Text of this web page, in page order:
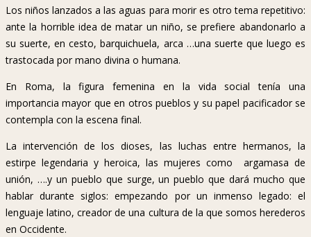
Los niños lanzados a las aguas para morir es otro tema repetitivo:
ante la horrible idea de matar un niño, se prefiere abandonarlo a
su suerte, en cesto, barquichuela, arca …una suerte que luego es
trastocada por mano divina o humana.
En Roma, la figura femenina en la vida social tenía una
importancia mayor que en otros pueblos y su papel pacificador se
contempla con la escena final.
La intervención de los dioses, las luchas entre hermanos, la
estirpe legendaria y heroica, las mujeres como argamasa de
unión, ….y un pueblo que surge, un pueblo que dará mucho que
hablar durante siglos: empezando por un inmenso legado: el
lenguaje latino, creador de una cultura de la que somos herederos
en Occidente.